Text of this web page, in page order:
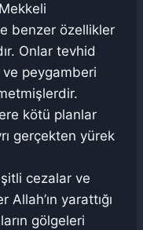
benzer özellikler
Onlar tevhid
ve peygamberi
kötü planlar
gerçekten yürek
cezalar ve
yarattığı
gölgeleri